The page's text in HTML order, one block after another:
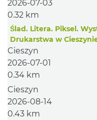
2026-07-03
0.32 km
Ślad. Litera. Piksel.
Drukarstwa w
Cieszyn
2026-07-01
0.34 km
Cieszyn
2026-08-14
0.43 km